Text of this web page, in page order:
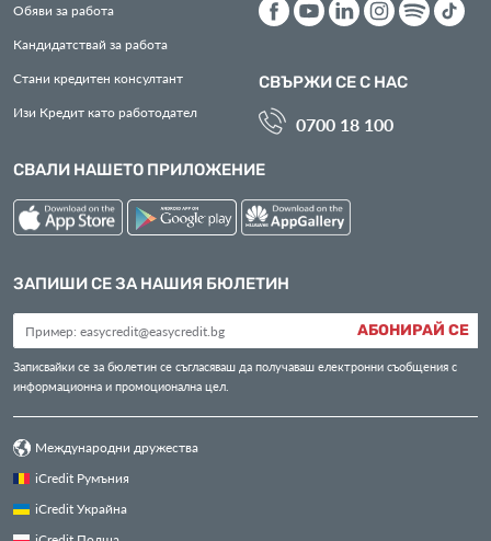
Обяви за работа
Кандидатствай за работа
Стани кредитен консултант
Изи Кредит като работодател
СВЪРЖИ СЕ С НАС
0700 18 100
СВАЛИ НАШЕТО ПРИЛОЖЕНИЕ
ЗАПИШИ СЕ ЗА НАШИЯ БЮЛЕТИН
АБОНИРАЙ СЕ
Записвайки се за бюлетин се съгласяваш да получаваш електронни съобщения с
информационна и промоционална цел.
Международни дружества
iCredit Румъния
iCredit Украйна